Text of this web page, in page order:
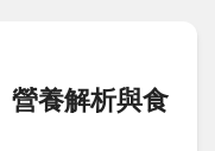
營養解析與食